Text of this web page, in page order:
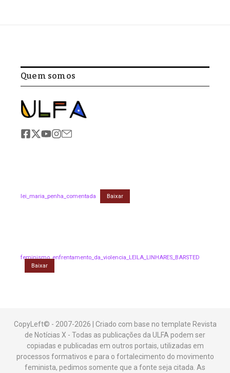
Quem somos
lei_maria_penha_comentada Baixar
feminismo_enfrentamento_da_violencia_LEILA_LINHARES_BARSTED
Baixar
CopyLeft© - 2007-2026 | Criado com base no template Revista
de Notícias X - Todas as publicações da ULFA podem ser
copiadas e publicadas em outros portais, utilizadas em
processos formativos e para o fortalecimento do movimento
feminista, pedimos somente que a fonte seja citada. As